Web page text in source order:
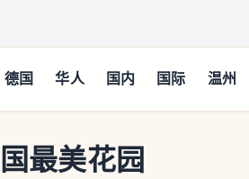
德国 华人 国内 国际 温州
最美花园